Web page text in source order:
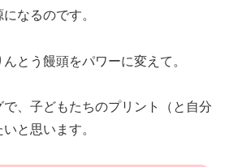
なるのです。
とう饅頭をパワーに変えて。
、子どもたちのプリント（と自分
と思います。